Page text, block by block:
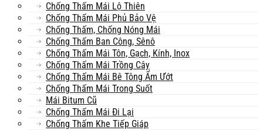
Chống Thấm Mái Lộ Thiên
Chống Thấm Mái Phủ Bảo Vệ
Chống Thấm, Chống Nóng Mái
Chống Thấm Ban Công, Sênô
Chống Thấm Mái Tôn, Gạch, Kính, Inox
Chống Thấm Mái Trồng Cây
Chống Thấm Mái Bê Tông Ẩm Ướt
Chống Thấm Mái Trong Suốt
Mái Bitum Cũ
Chống Thấm Mái Đi Lại
Chống Thấm Khe Tiếp Giáp